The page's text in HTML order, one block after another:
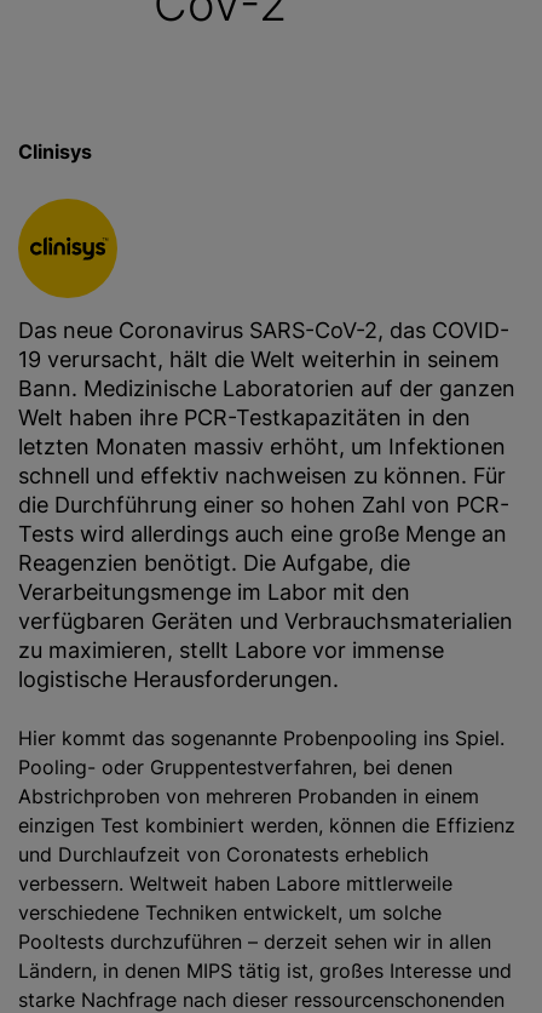
Clinisys
Das neue Coronavirus SARS-CoV-2, das COVID-
19 verursacht, hält die Welt weiterhin in seinem
Bann. Medizinische Laboratorien auf der ganzen
Welt haben ihre PCR-Testkapazitäten in den
letzten Monaten massiv erhöht, um Infektionen
schnell und effektiv nachweisen zu können. Für
die Durchführung einer so hohen Zahl von PCR-
Tests wird allerdings auch eine große Menge an
Reagenzien benötigt. Die Aufgabe, die
Verarbeitungsmenge im Labor mit den
verfügbaren Geräten und Verbrauchsmaterialien
zu maximieren, stellt Labore vor immense
logistische Herausforderungen.
Hier kommt das sogenannte Probenpooling ins Spiel.
Pooling- oder Gruppentestverfahren, bei denen
Abstrichproben von mehreren Probanden in einem
einzigen Test kombiniert werden, können die Effizienz
und Durchlaufzeit von Coronatests erheblich
verbessern. Weltweit haben Labore mittlerweile
verschiedene Techniken entwickelt, um solche
Pooltests durchzuführen – derzeit sehen wir in allen
Ländern, in denen MIPS tätig ist, großes Interesse und
starke Nachfrage nach dieser ressourcenschonenden